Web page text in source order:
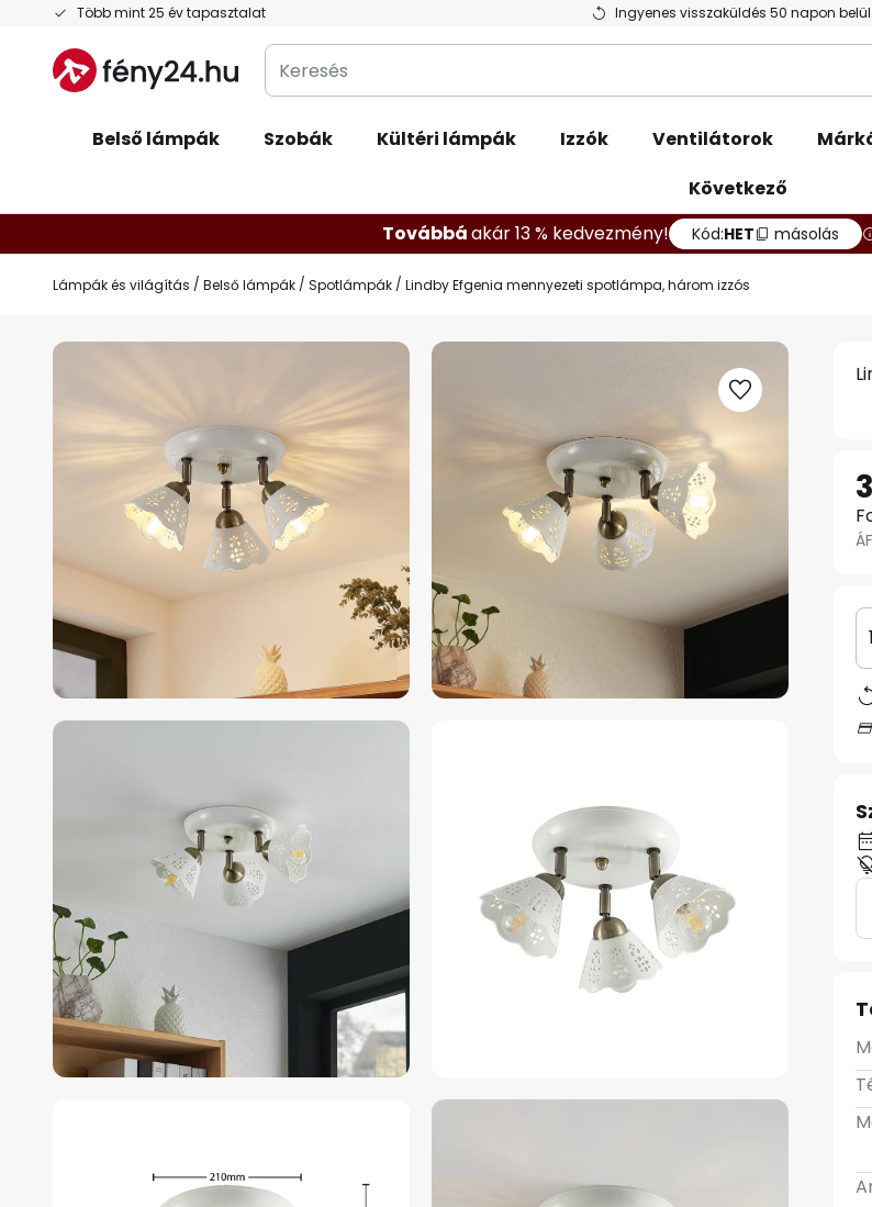
Több mint 25 év tapasztalat Ingyenes visszaküldés 50 napon belül
Ugrás
tartalomhoz
Keresés
Belső lámpák Szobák Kültéri lámpák Izzók Ventilátorok
Következő
Továbbáakár 13 % kedvezmény! Kód:HET másolás
Lámpák és világítás Belső lámpák Spotlámpák Lindby Efgenia mennyezeti spotlámpa, három izzós
Ugrás
képgaléria
végére
1